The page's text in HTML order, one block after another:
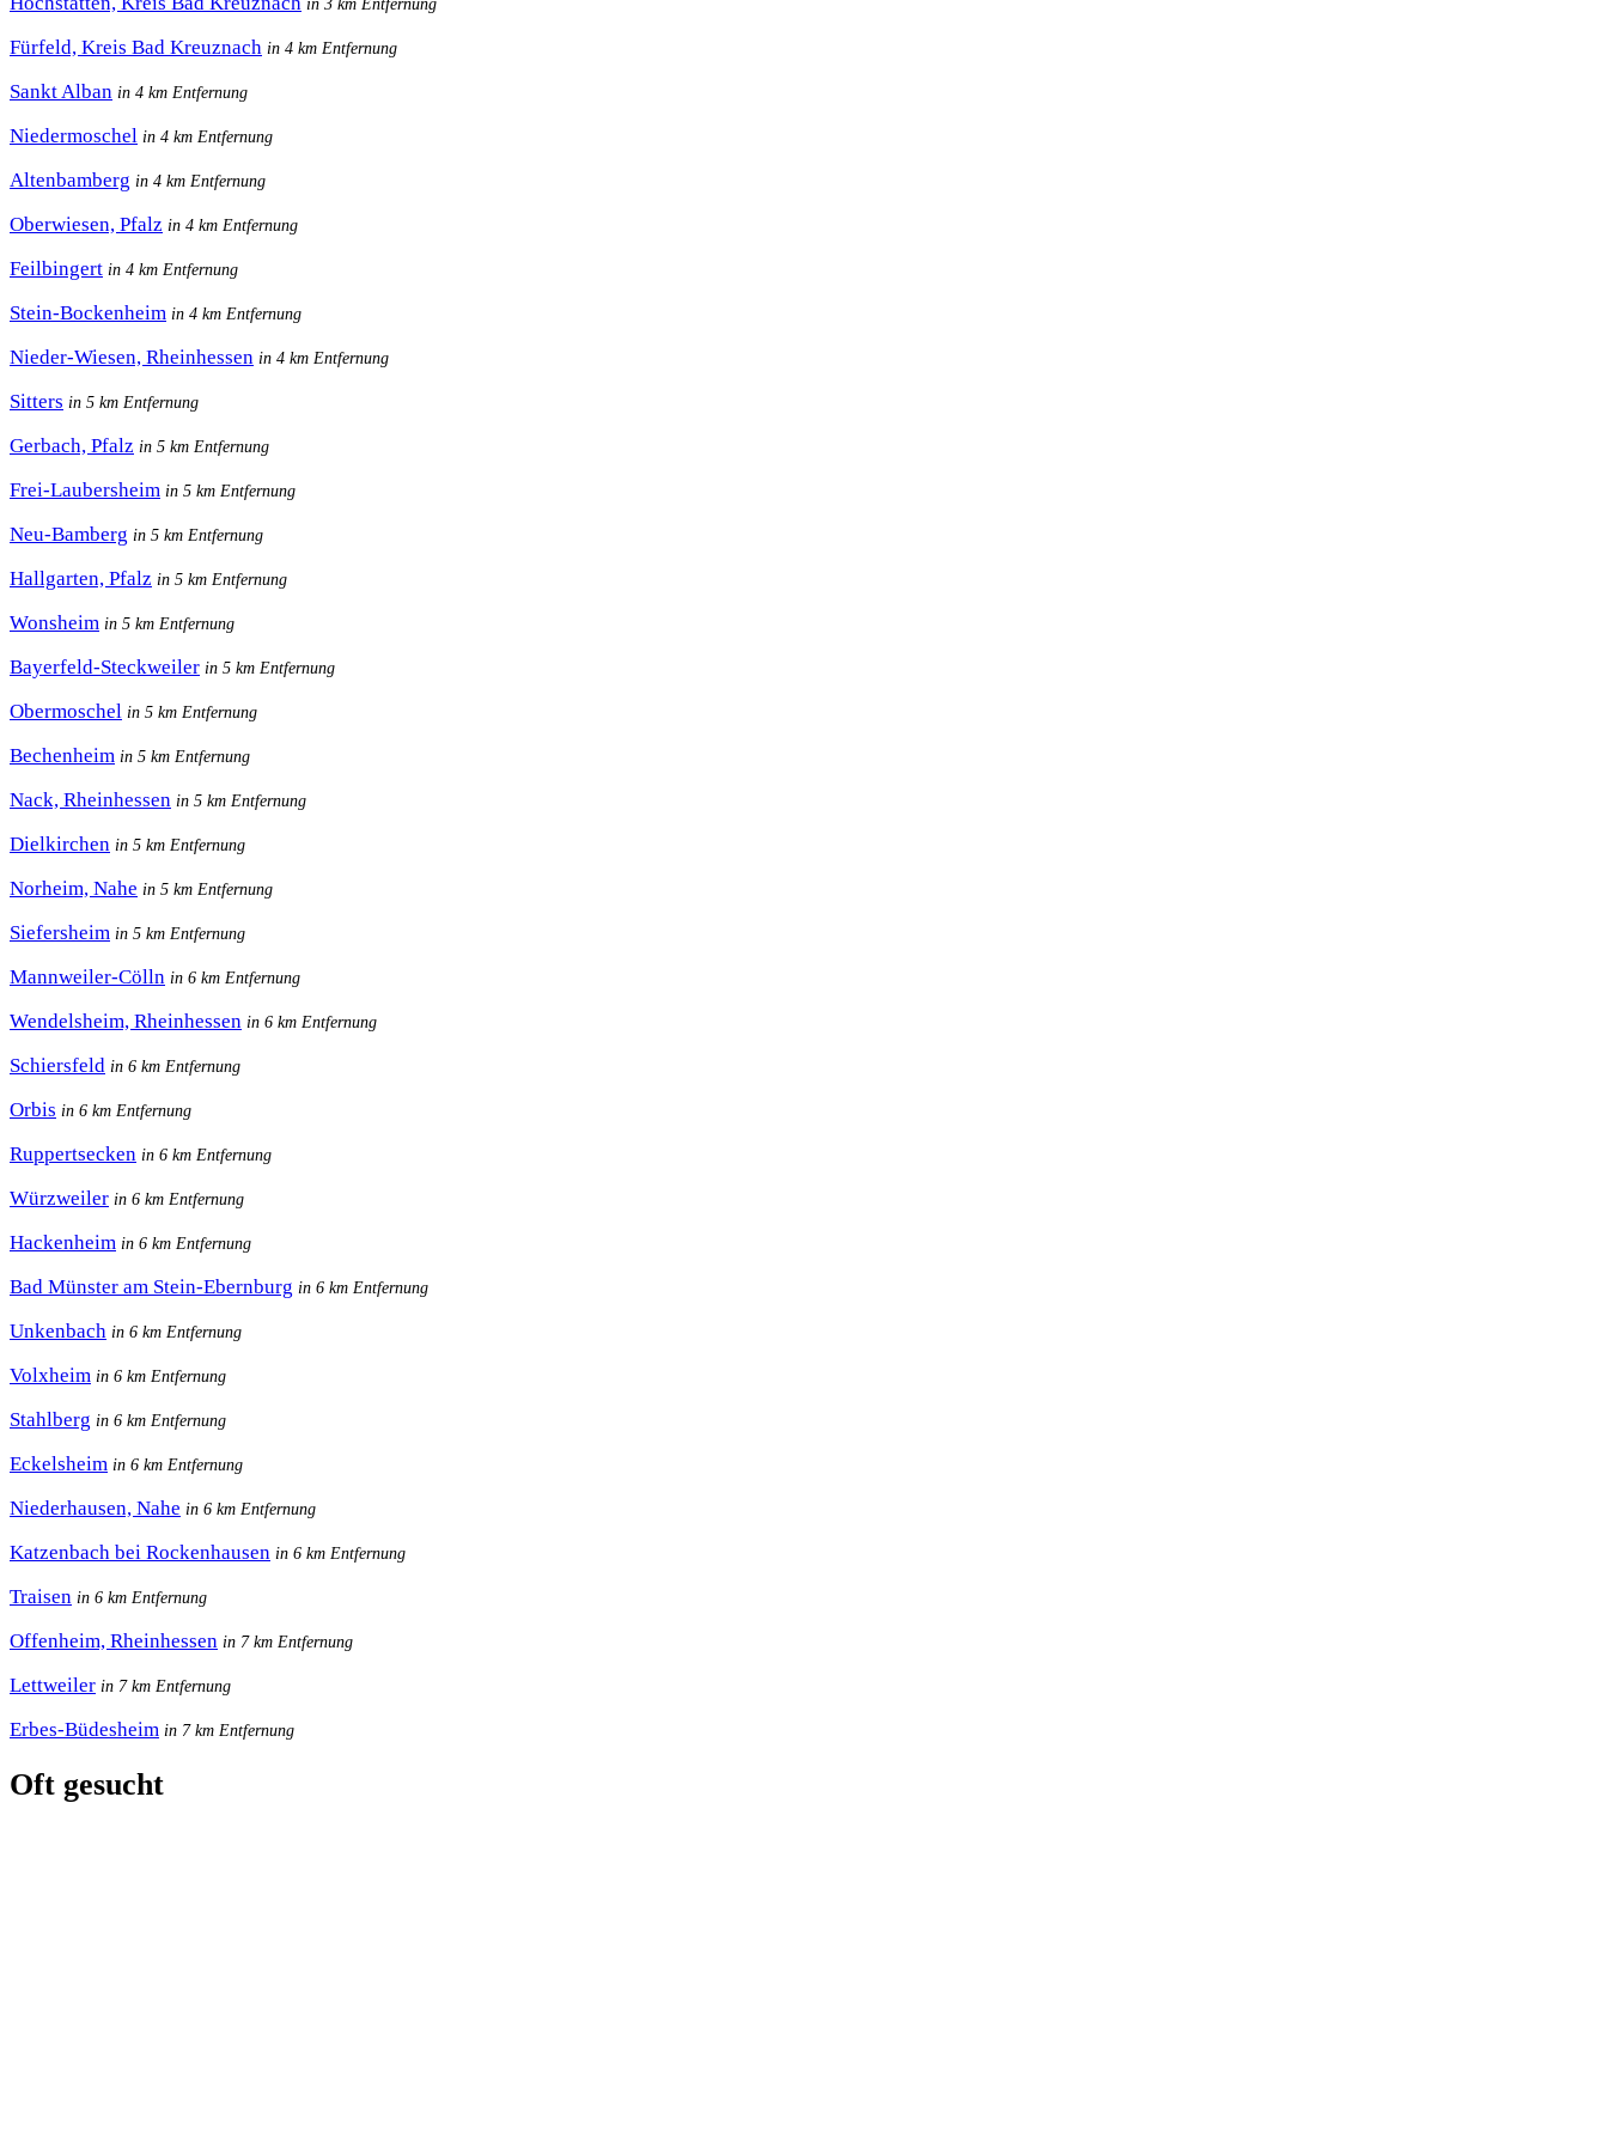
Fürfeld, Kreis Bad Kreuznach in 4 km Entfernung
Sankt Alban in 4 km Entfernung
Niedermoschel in 4 km Entfernung
Altenbamberg in 4 km Entfernung
Oberwiesen, Pfalz in 4 km Entfernung
Feilbingert in 4 km Entfernung
Stein-Bockenheim in 4 km Entfernung
Nieder-Wiesen, Rheinhessen in 4 km Entfernung
Sitters in 5 km Entfernung
Gerbach, Pfalz in 5 km Entfernung
Frei-Laubersheim in 5 km Entfernung
Neu-Bamberg in 5 km Entfernung
Hallgarten, Pfalz in 5 km Entfernung
Wonsheim in 5 km Entfernung
Bayerfeld-Steckweiler in 5 km Entfernung
Obermoschel in 5 km Entfernung
Bechenheim in 5 km Entfernung
Nack, Rheinhessen in 5 km Entfernung
Dielkirchen in 5 km Entfernung
Norheim, Nahe in 5 km Entfernung
Siefersheim in 5 km Entfernung
Mannweiler-Cölln in 6 km Entfernung
Wendelsheim, Rheinhessen in 6 km Entfernung
Schiersfeld in 6 km Entfernung
Orbis in 6 km Entfernung
Ruppertsecken in 6 km Entfernung
Würzweiler in 6 km Entfernung
Hackenheim in 6 km Entfernung
Bad Münster am Stein-Ebernburg in 6 km Entfernung
Unkenbach in 6 km Entfernung
Volxheim in 6 km Entfernung
Stahlberg in 6 km Entfernung
Eckelsheim in 6 km Entfernung
Niederhausen, Nahe in 6 km Entfernung
Katzenbach bei Rockenhausen in 6 km Entfernung
Traisen in 6 km Entfernung
Offenheim, Rheinhessen in 7 km Entfernung
Lettweiler in 7 km Entfernung
Erbes-Büdesheim in 7 km Entfernung
Oft gesucht